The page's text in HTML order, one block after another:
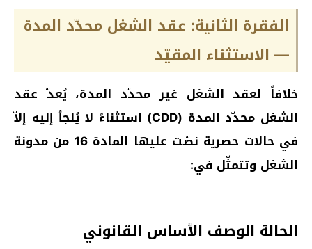
الفقرة الثانية: عقد الشغل محدّد المدة
— الاستثناء المقيّد
خلافاً لعقد الشغل غير محدّد المدة، يُعدّ عقد
الشغل محدّد المدة (CDD) استثناءً لا يُلجأ إليه إلاّ
في حالات حصرية نصّت عليها المادة 16 من مدونة
الشغل وتتمثّل في:
الحالة الوصف الأساس القانوني